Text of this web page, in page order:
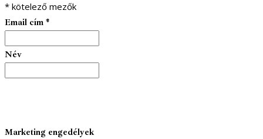
* kötelező mezők
Email cím *
Név
Marketing engedélyek